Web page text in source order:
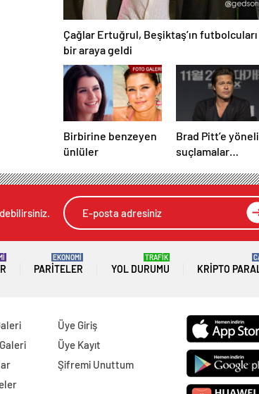
Çağlar Ertuğrul, Beşiktaş’ın
bir araya geldi
Birbirine benzeyen
ünlüler
Brad Pitt’e
suçlamalar
PARITELER
EKONOMİ
YOL DURUMU
TRAFİK
KRIPTO
Üye Giriş
Üye Kayıt
Şifremi Unuttum